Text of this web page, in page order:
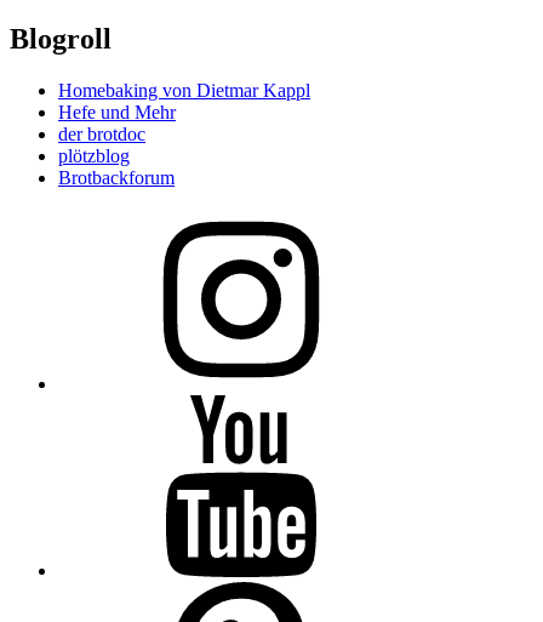
Blogroll
Homebaking von Dietmar Kappl
Hefe und Mehr
der brotdoc
plötzblog
Brotbackforum